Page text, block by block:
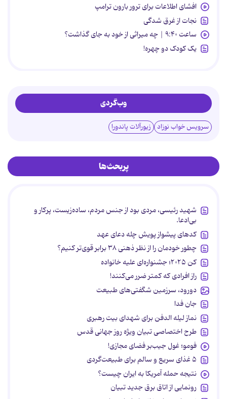
افشای اطلاعات برای ترور بارون ترامپ
نجات از غرق شدگی
ساعت ۹:۴۰ | چه میراثی از خود به جای گذاشت؟
یک کودک دو چهره!
وب‌گردی
سرویس خواب نوزاد زیورآلات پاندورا
پربحث‌ها
شهید رئیسی، مردی بود از جنس مردم، ساده‌زیست، پرکار و
بی‌ادعا.
کدهای پیشواز پویش چله دعای عهد
چطور خودمان را از نظر ذهنی ۳۸ برابر قوی‌تر کنیم؟
کن ۲۰۲۵؛ جشنواره‌ای علیه خانواده
راز افرادی که کمتر ضرر می‌کنند!
دورود، سرزمین شگفتی‌های طبیعت
جان فدا
نماز لیله الدفن برای شهدای بیت رهبری
طرح اختصاصی تبیان ویژه روز جهانی قدس
فومو؛ غول جیب‌بر فضای مجازی!
۵ غذای سریع و سالم برای طبیعت‌گردی
نتیجه حمله آمریکا به ایران چیست؟
رونمایی از اتاق برق جدید تبیان